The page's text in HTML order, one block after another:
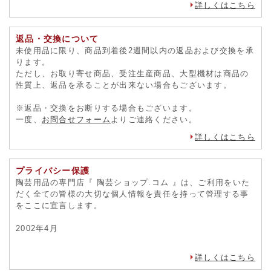
詳しくはこちら
返品・交換について
未使用品に限り、商品到着後2週間以内の返品および交換を承
ります。
ただし、お取り寄せ商品、受注生産商品、大型機材は商品の
性質上、返品を承ることが出来ない場合もございます。
※返品・交換をお断りする場合もございます。
一度、 お問合せフォーム よりご連絡ください。
詳しくはこちら
プライバシー保護
陶芸用品の専門店『 陶芸ショップ.コム 』は、ご利用をいた
だく全ての皆様の大切な個人情報を責任を持って管理する事
をここに宣言します。
2002年4月
詳しくはこちら